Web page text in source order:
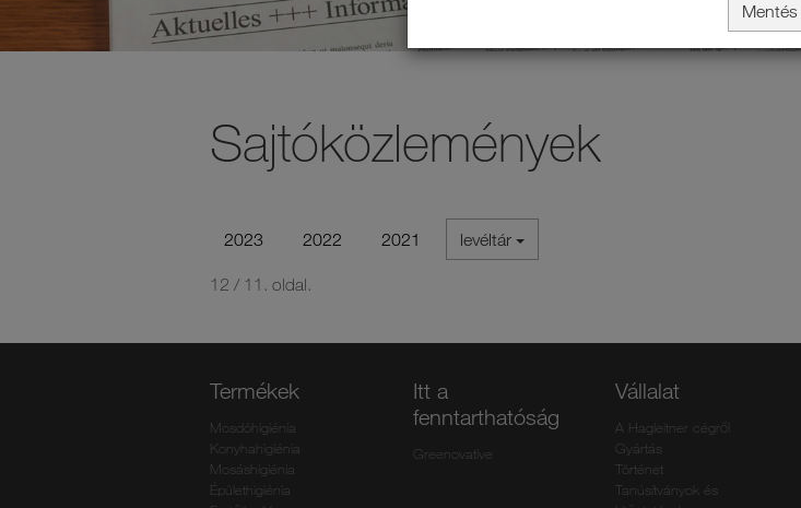
Sajtóközlemények
2023 2022 2021 levéltár
12 / 11. oldal.
Termékek
Mosdóhigiénia
Konyhahigiénia
Mosáshigiénia
Épülethigiénia
Itt a
fenntarthatóság
Greenovative
Vállalat
A Hagleitner cégről
Gyártás
Történet
Tanúsítványok és
Mentés